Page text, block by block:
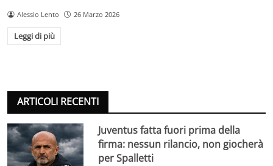
Alessio Lento 26 Marzo 2026
Leggi di più
ARTICOLI RECENTI
Juventus fatta fuori prima della
firma: nessun rilancio, non giocherà
per Spalletti